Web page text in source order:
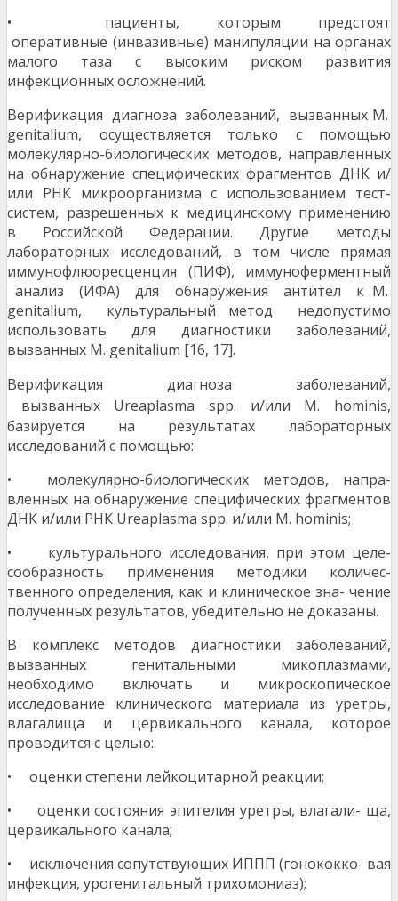
• пациенты, которым предстоят
оперативные (инвазивные) манипуляции на органах
малого таза с высоким риском развития
инфекционных осложнений.
Верификация диагноза заболеваний, вызванных M.
genitalium, осуществляется только с помощью
молекулярно-биологических методов, направленных
на обнаружение специфических фрагментов ДНК и/
или РНК микроорганизма с использованием тест-
систем, разрешенных к медицинскому применению
в Российской Федерации. Другие методы
лабораторных исследований, в том числе прямая
иммунофлюоресценция (ПИФ), иммуноферментный
анализ (ИФА) для обнаружения антител к M.
genitalium, культуральный метод недопустимо
использовать для диагностики заболеваний,
вызванных M. genitalium [16, 17].
Верификация диагноза заболеваний,
вызванных Ureaplasma spp. и/или M. hominis,
базируется на результатах лабораторных
исследований с помощью:
• молекулярно-биологических методов, напра-
вленных на обнаружение специфических фрагментов
ДНК и/или РНК Ureaplasma spp. и/или M. hominis;
• культурального исследования, при этом целе-
сообразность применения методики количес-
твенного определения, как и клиническое зна- чение
полученных результатов, убедительно не доказаны.
В комплекс методов диагностики заболеваний,
вызванных генитальными микоплазмами,
необходимо включать и микроскопическое
исследование клинического материала из уретры,
влагалища и цервикального канала, которое
проводится с целью:
• оценки степени лейкоцитарной реакции;
• оценки состояния эпителия уретры, влагали- ща,
цервикального канала;
• исключения сопутствующих ИППП (гонококко- вая
инфекция, урогенитальный трихомониаз);